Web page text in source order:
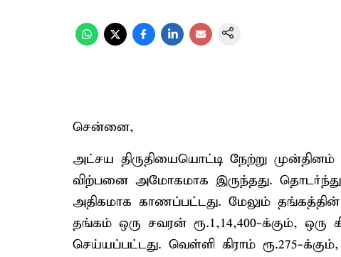
சென்னை,
அட்சய திருதியையொட்டி நேற்று
விற்பனை அமோகமாக இருந்தது.
அதிகமாக காணப்பட்டது. மேலும் தங்கத்தின்
தங்கம் ஒரு சவரன் ரூ.1,14,400-க்கும், ஒரு
செய்யப்பட்டது. வெள்ளி கிராம் ரூ.275-